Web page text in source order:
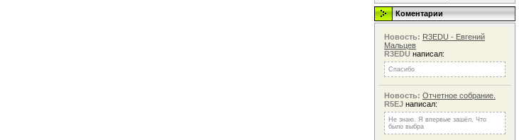
Коментарии
Новость: R3EDU - Евгений
Мальцев
R3EDU написал:
Спасибо
Новость: Отчетное собрание.
R5EJ написал:
Не знаю. Я впервые зашёл. Что
было выбра